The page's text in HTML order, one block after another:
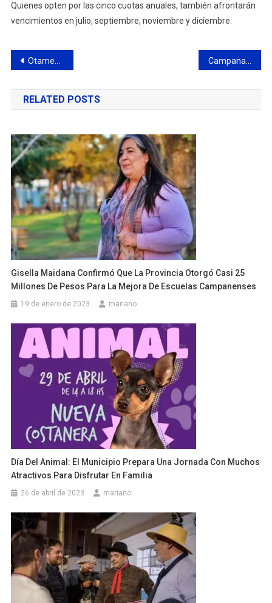
Quienes opten por las cinco cuotas anuales, también afrontarán
vencimientos en julio, septiembre, noviembre y diciembre.
Navegación
de
entradas
Otamendi FC Asociación Civil: Convocatoria a Asamblea General Ordinaria de socios Campana: rotura en la red de agua afecta el servicio
RELATED POSTS
Gisella Maidana Confirmó Que La Provincia Otorgó Casi 25
Millones De Pesos Para La Mejora De Escuelas Campanenses
19 de enero de 2023 mariano
Día Del Animal: El Municipio Prepara Una Jornada Con Muchos
Atractivos Para Disfrutar En Familia
26 de abril de 2023 mariano